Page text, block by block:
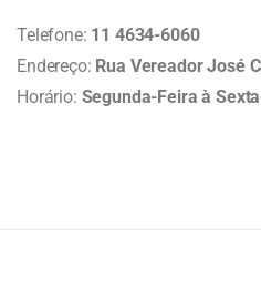
Telefone: 11 4634-6060
Endereço: Rua Vereador José
Horário: Segunda-Feira à